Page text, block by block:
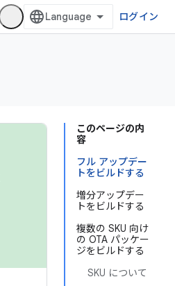
ログイン
このページの内
容
フル アップデー
トをビルドする
増分アップデー
トをビルドする
複数の SKU 向け
の OTA パッケー
ジをビルドする
SKU について